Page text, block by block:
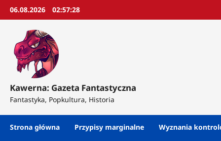
Przejdź
06.08.2026 02:57:30
Kawerna: Gazeta Fantastyczna
Fantastyka, Popkultura, Historia
Strona główna Przypisy marginalne Wyznania